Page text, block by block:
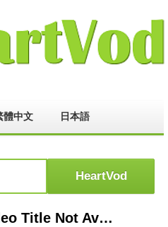
體中文 日本語
HeartVod : Video Title Not Available